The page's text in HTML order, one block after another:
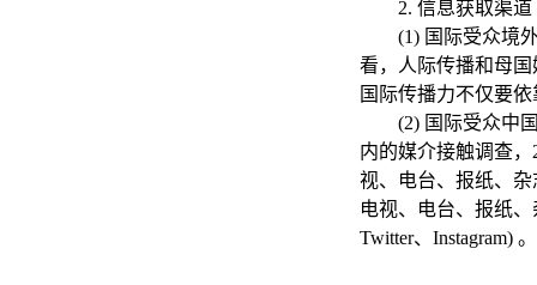
2. 信息获取渠道
(1) 国际受众境
看，人际传播和母
国际传播力不仅要
(2) 国际受众中
内的媒介接触调查
视、电台、报纸、
电视、电台、报纸
Twitter、Instagram) 。